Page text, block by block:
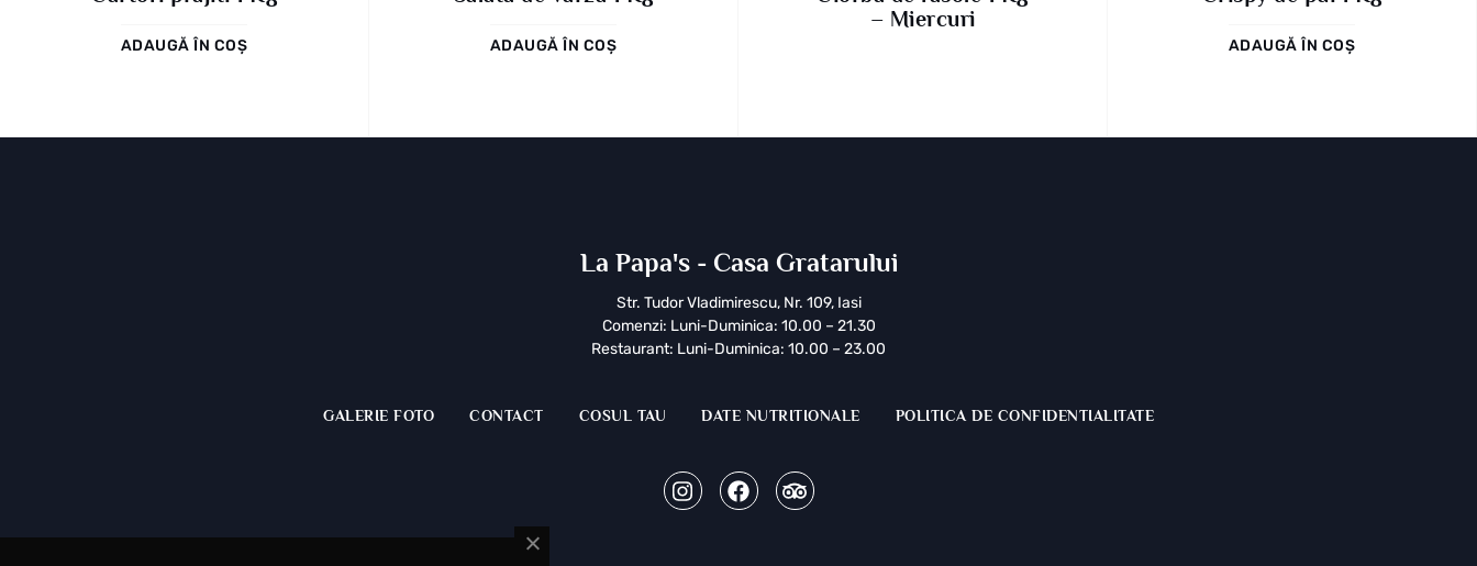
ADAUGĂ ÎN COȘ ADAUGĂ ÎN COȘ
– Miercuri
ADAUGĂ ÎN COȘ
La Papa's - Casa Gratarului
Str. Tudor Vladimirescu, Nr. 109, Iasi
Comenzi: Luni-Duminica: 10.00 – 21.30
Restaurant: Luni-Duminica: 10.00 – 23.00
GALERIE FOTO CONTACT COSUL TAU DATE NUTRITIONALE POLITICA DE CONFIDENTIALITATE
Instagram
FacebookTripadvisor